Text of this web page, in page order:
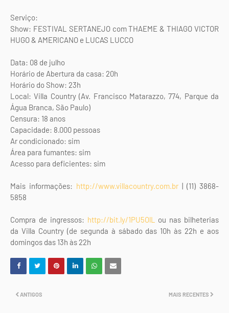
Serviço:
Show: FESTIVAL SERTANEJO com THAEME & THIAGO VICTOR
HUGO & AMERICANO e LUCAS LUCCO
Data: 08 de julho
Horário de Abertura da casa: 20h
Horário do Show: 23h
Local: Villa Country (Av. Francisco Matarazzo, 774, Parque da
Água Branca, São Paulo)
Censura: 18 anos
Capacidade: 8.000 pessoas
Ar condicionado: sim
Área para fumantes: sim
Acesso para deficientes: sim
Mais informações: http://www.villacountry.com.br | (11) 3868-
5858
Compra de ingressos: http://bit.ly/1PU5OlL
ou nas bilheterias
da Villa Country (de segunda à sábado das 10h às 22h e aos
domingos das 13h às 22h
MAIS RECENTES
ANTIGOS